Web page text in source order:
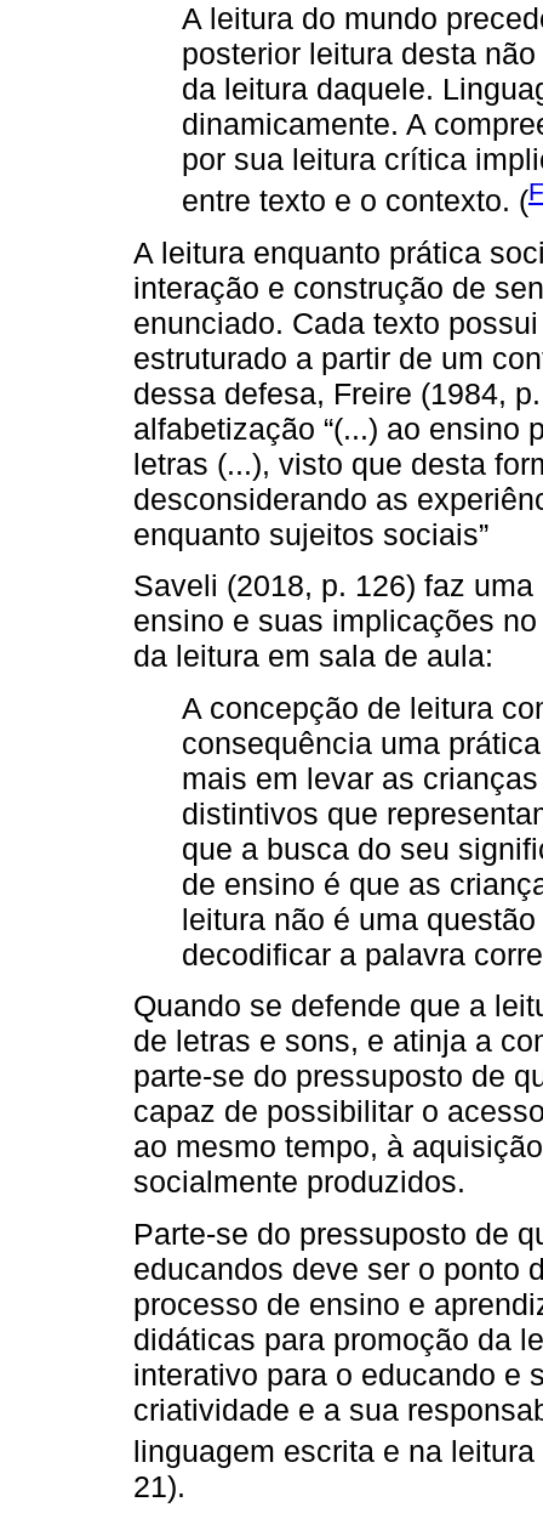
A leitura do mundo
posterior leitura desta
da leitura daquele.
dinamicamente. A
por sua leitura crítica
entre texto e o contexto. (
A leitura enquanto prática
interação e construção de
enunciado. Cada texto
estruturado a partir de um
dessa defesa, Freire (1984,
alfabetização “(...) ao ensino
letras (...), visto que desta
desconsiderando as
enquanto sujeitos sociais”
Saveli (2018, p. 126) faz
ensino e suas implicações
da leitura em sala de aula:
A concepção de leitura
consequência uma
mais em levar as
distintivos que
que a busca do seu
de ensino é que as
leitura não é uma
decodificar a palavra
Quando se defende que a
de letras e sons, e atinja a
parte-se do pressuposto de
capaz de possibilitar o
ao mesmo tempo, à
socialmente produzidos.
Parte-se do pressuposto de
educandos deve ser o ponto
processo de ensino e
didáticas para promoção da
interativo para o educando e
criatividade e a sua
linguagem escrita e na
21).